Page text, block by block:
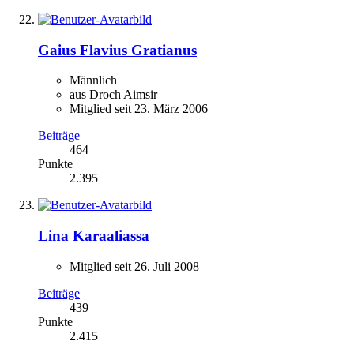
Gaius Flavius Gratianus
Männlich
aus Droch Aimsir
Mitglied seit 23. März 2006
Beiträge
464
Punkte
2.395
Lina Karaaliassa
Mitglied seit 26. Juli 2008
Beiträge
439
Punkte
2.415